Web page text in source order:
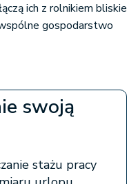
ich z rolnikiem bliskie
gospodarstwo
swoją
stażu pracy